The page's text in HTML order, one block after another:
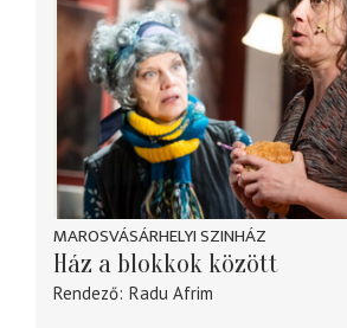
MAROSVÁSÁRHELYI SZINHÁZ
Ház a blokkok között
Rendező Radu Afrim